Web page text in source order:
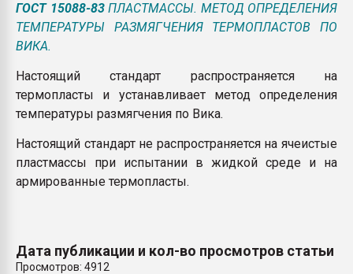
ГОСТ 15088-83ПЛАСТМАССЫ. МЕТОД ОПРЕДЕЛЕНИЯ
ТЕМПЕРАТУРЫ РАЗМЯГЧЕНИЯ ТЕРМОПЛАСТОВ ПО
ВИКА.
Настоящий стандарт распространяется на
термопласты и устанавливает метод определения
температуры размягчения по Вика.
Настоящий стандарт не распространяется на ячеистые
пластмассы при испытании в жидкой среде и на
армированные термопласты.
Дата публикации и кол-во просмотров статьи
Просмотров: 4912